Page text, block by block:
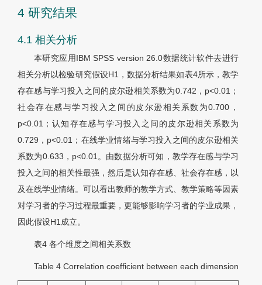
4 研究结果
4.1 相关分析
本研究应用IBM SPSS version 26.0数据统计软件去进行
相关分析以检验研究假设H1，数据分析结果如表4所示，教学
存在感与学习投入之间的皮尔逊相关系数为0.742，p<0.01；
社会存在感与学习投入之间的皮尔逊相关系数为0.700，
p<0.01；认知存在感与学习投入之间的皮尔逊相关系数为
0.729，p<0.01；在线学业情绪与学习投入之间的皮尔逊相关
系数为0.633，p<0.01。由数据分析可知，教学存在感与学习
投入之间的相关性最强，然后是认知存在感、社会存在感，以
及在线学业情绪。可以看出教师的教学方式、教学策略等因素
对学习者的学习过程最重要，更能够影响学习者的学业成果，
因此假设H1成立。
表4 各个维度之间相关系数
Table 4 Correlation coefficient between each dimension